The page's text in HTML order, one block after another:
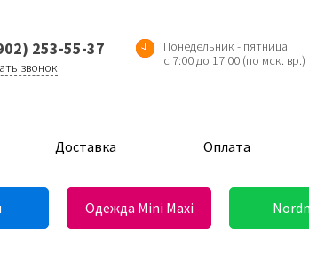
253-55-37
звонок
Понедельник - пятница
с 7:00 до 17:00 (по мск. вр.)
Доставка Оплата
Одежда Mini Maxi